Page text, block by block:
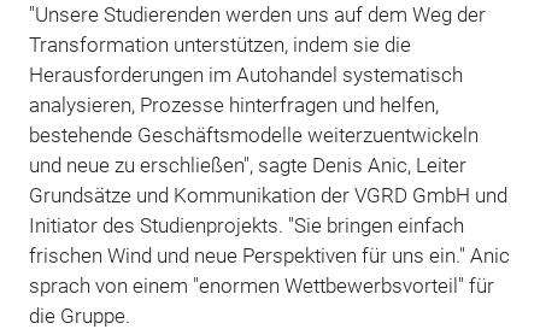
"Unsere Studierenden werden uns auf dem Weg der
Transformation unterstützen, indem sie die
Herausforderungen im Autohandel systematisch
analysieren, Prozesse hinterfragen und helfen,
bestehende Geschäftsmodelle weiterzuentwickeln
und neue zu erschließen", sagte Denis Anic, Leiter
Grundsätze und Kommunikation der VGRD GmbH und
Initiator des Studienprojekts. "Sie bringen einfach
frischen Wind und neue Perspektiven für uns ein." Anic
sprach von einem "enormen Wettbewerbsvorteil" für
die Gruppe.